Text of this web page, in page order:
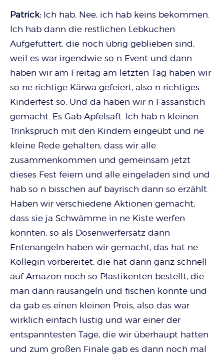
Patrick: Ich hab. Nee, ich hab keins bekommen.
Ich hab dann die restlichen Lebkuchen
Aufgefuttert, die noch übrig geblieben sind,
weil es war irgendwie so n Event und dann
haben wir am Freitag am letzten Tag haben wir
so ne richtige Kärwa gefeiert, also n richtiges
Kinderfest so. Und da haben wir n Fassanstich
gemacht. Es Gab Apfelsaft. Ich hab n kleinen
Trinkspruch mit den Kindern eingeübt und ne
kleine Rede gehalten, dass wir alle
zusammenkommen und gemeinsam jetzt
dieses Fest feiern und alle eingeladen sind und
hab so n bisschen auf bayrisch dann so erzählt.
Haben wir verschiedene Aktionen gemacht,
dass sie ja Schwämme in ne Kiste werfen
konnten, so als Dosenwerfersatz dann
Entenangeln haben wir gemacht, das hat ne
Kollegin vorbereitet, die hat dann ganz schnell
auf Amazon noch so Plastikenten bestellt, die
man dann rausangeln und fischen konnte und
da gab es einen kleinen Preis, also das war
wirklich einfach lustig und war einer der
entspanntesten Tage, die wir überhaupt hatten
und zum großen Finale gab es dann noch mal